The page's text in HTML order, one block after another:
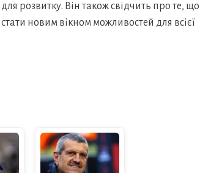
розвитку. Він також свідчить про те, що
новим вікном можливостей для всієї